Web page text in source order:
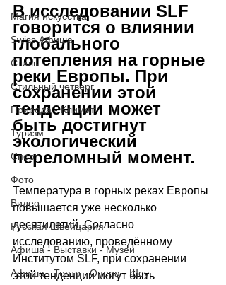
Магия искусства
Swiss Афиша
Стиль
Стильный четверг
Природа - Климат
Туризм
Спорт
Фото
Видео
Русская Швейцария
Афиша - Выставки - Музеи
Афиша - Театр - Опера - Шоу
В исследовании SLF
говорится о влиянии
глобального
потепления на горные
реки Европы. При
сохранении этой
тенденции может
быть достигнут
экологический
переломный момент.
Температура в горных реках Европы
повышается уже несколько
десятилетий. Согласно
исследованию, проведённому
Институтом SLF, при сохранении
этой тенденции могут быть